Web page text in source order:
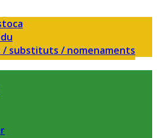
substituts / nomenaments